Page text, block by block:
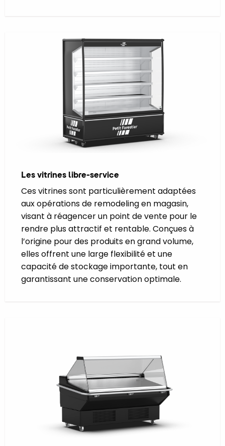
Les vitrines libre-service
Ces vitrines sont particulièrement adaptées
aux opérations de remodeling en magasin,
visant à réagencer un point de vente pour le
rendre plus attractif et rentable. Conçues à
l’origine pour des produits en grand volume,
elles offrent une large flexibilité et une
capacité de stockage importante, tout en
garantissant une conservation optimale.